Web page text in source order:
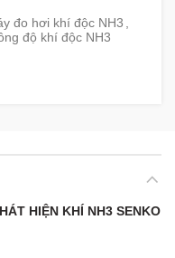
đo hơi khí độc NH3 ,
độ khí độc NH3
HIỆN KHÍ NH3 SENKO